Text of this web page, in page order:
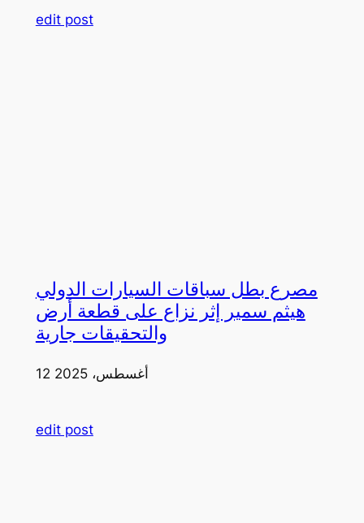
edit post
مصرع بطل سباقات السيارات الدولي
هيثم سمير إثر نزاع على قطعة أرض
والتحقيقات جارية
12 أغسطس، 2025
edit post